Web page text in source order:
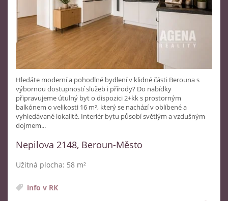
Hledáte moderní a pohodlné bydlení v klidné části Berouna s
výbornou dostupností služeb i přírody? Do nabídky
připravujeme útulný byt o dispozici 2+kk s prostorným
balkónem o velikosti 16 m², který se nachází v oblíbené a
vyhledávané lokalitě. Interiér bytu působí světlým a vzdušným
dojmem...
Nepilova 2148, Beroun-Město
Užitná plocha: 58 m²
info v RK